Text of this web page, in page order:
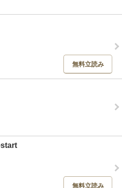
無料立読み
無料立読み